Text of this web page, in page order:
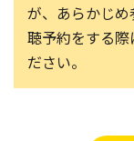
が、あらかじ
聴予約をする
ださい。